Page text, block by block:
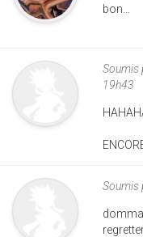
bon...
Soumis
19h43
Soumis